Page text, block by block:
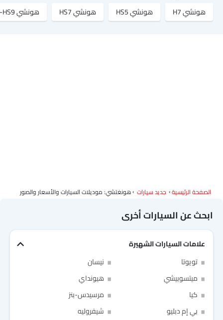
هونشي H7 هونشي HS5 هونشي HS7 هونشي E-HS9
الصفحة الرئيسية جديد سيارات هونغتشي: موديلات السيارات والأسعار والصور
ابحث عن السيارات أخرى
علامات السيارات الشهيرة
تويوتا
نيسان
ميتسوبيشي
هيونداي
كيا
مرسيدس-بنز
بي إم دبليو
شيفروليه
Link Your Facebook Account